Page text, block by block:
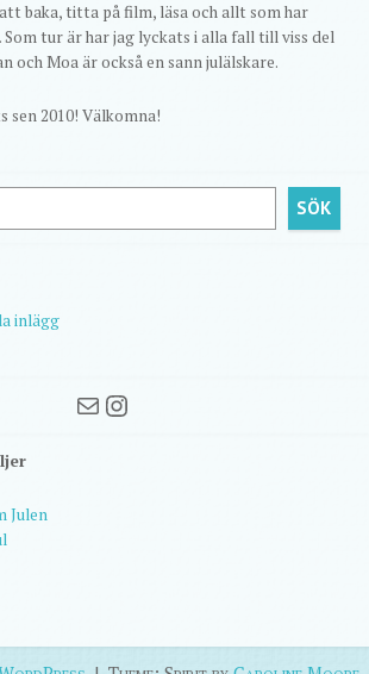
baka, titta på film, läsa och allt som har
tur är har jag lyckats i alla fall till viss del
och Moa är också en sann julälskare.
sen 2010! Välkomna!
SÖK
inlägg
MailInstagram
Julen